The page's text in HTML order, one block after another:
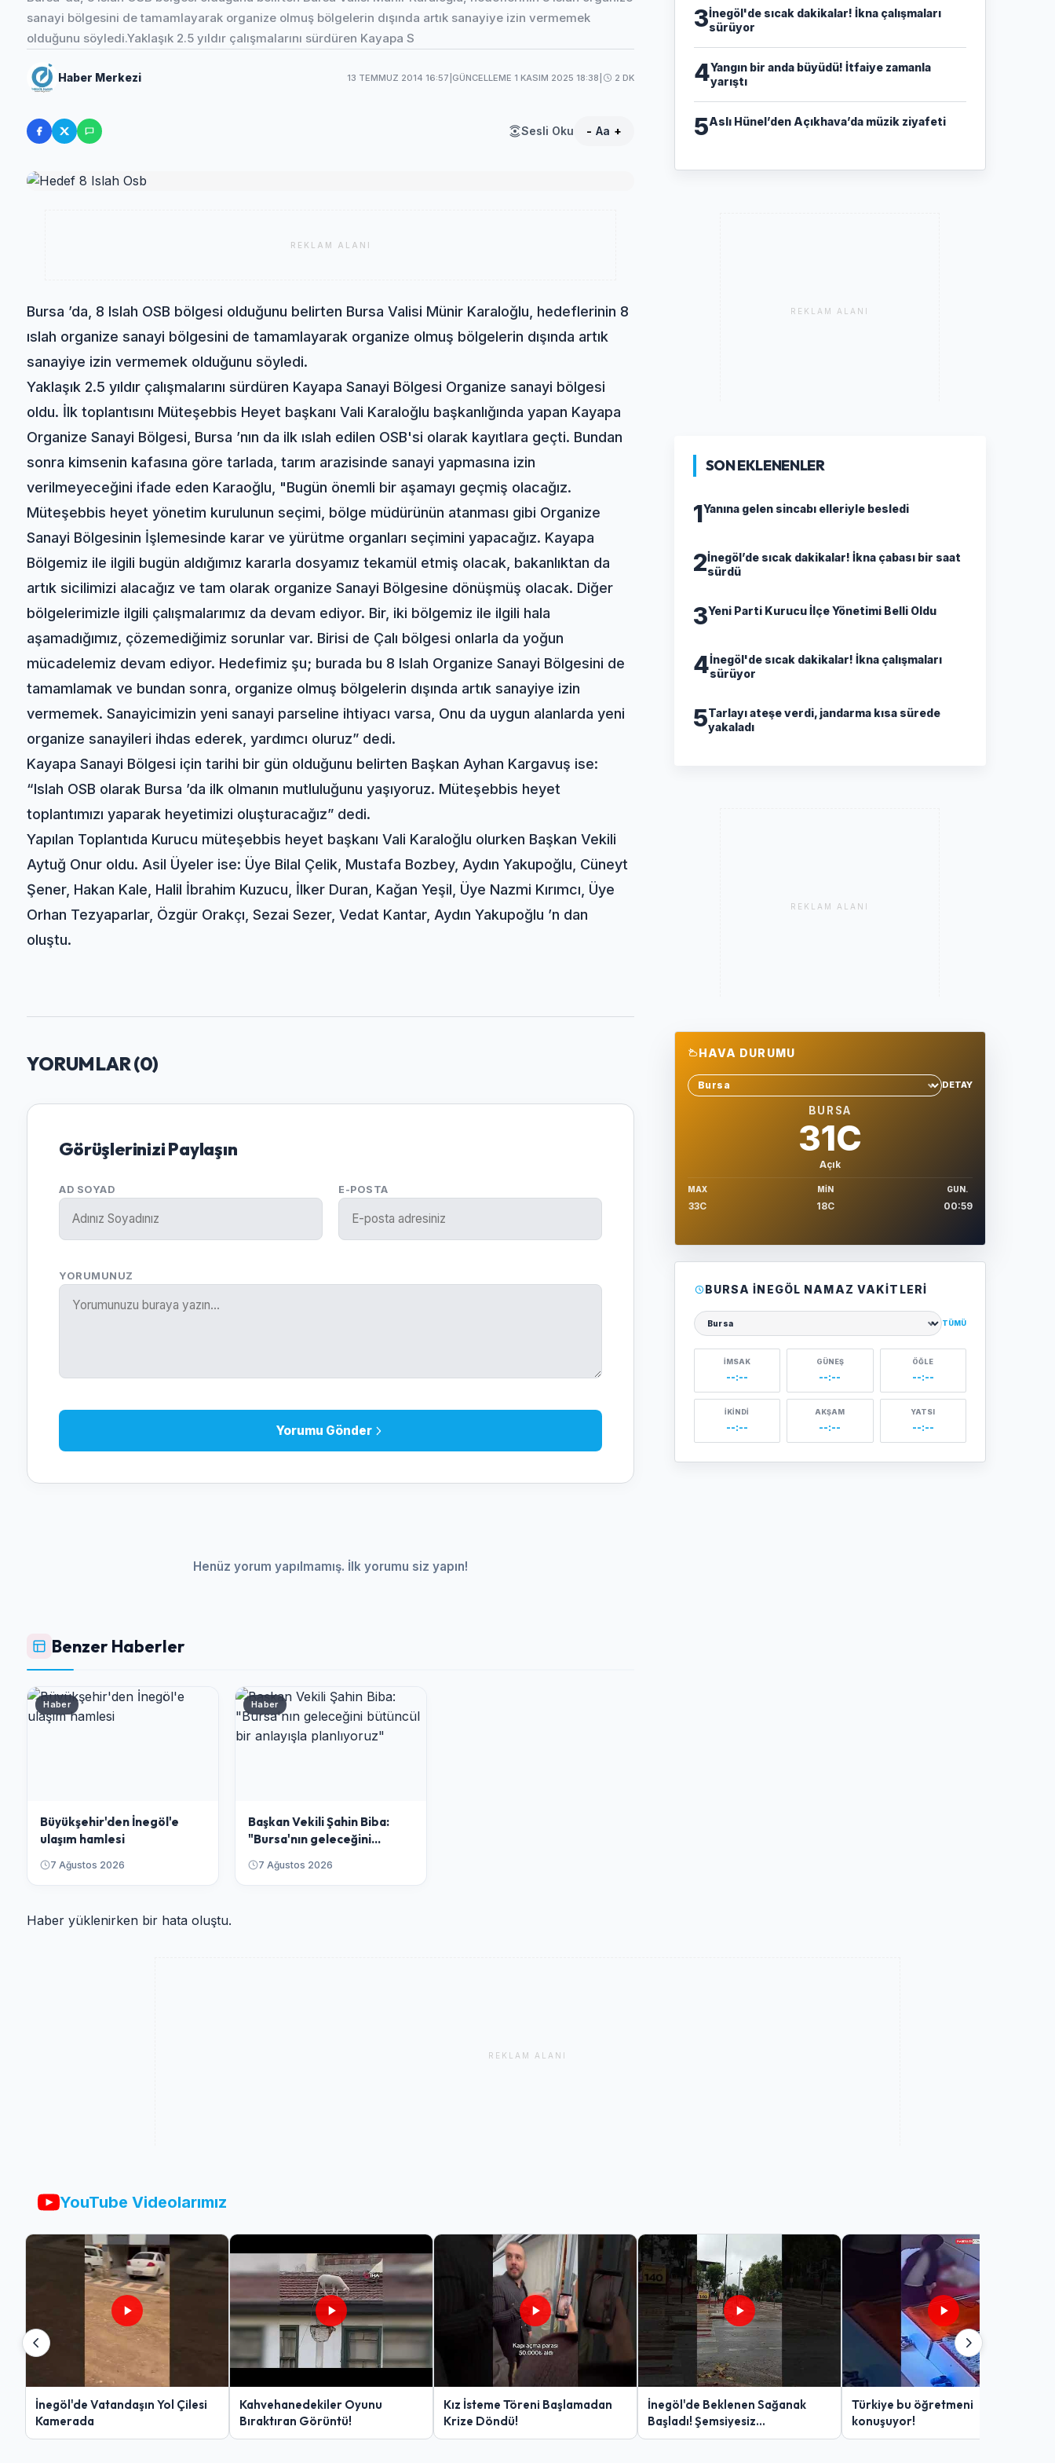
sanayi bölgesini de tamamlayarak organize olmuş bölgelerin dışında artık sanayiye izin vermemek
olduğunu söyledi.Yaklaşık 2.5 yıldır çalışmalarını sürdüren Kayapa S
Haber Merkezi 13 TEMMUZ 2014 16:57 GÜNCELLEME 1 KASIM 2025 18:38 2 DK
Sesli Oku - Aa +
REKLAM ALANI
Bursa ’da, 8 Islah OSB bölgesi olduğunu belirten Bursa Valisi Münir Karaloğlu, hedeflerinin 8
ıslah organize sanayi bölgesini de tamamlayarak organize olmuş bölgelerin dışında artık
sanayiye izin vermemek olduğunu söyledi.
Yaklaşık 2.5 yıldır çalışmalarını sürdüren Kayapa Sanayi Bölgesi Organize sanayi bölgesi
oldu. İlk toplantısını Müteşebbis Heyet başkanı Vali Karaloğlu başkanlığında yapan Kayapa
Organize Sanayi Bölgesi, Bursa ’nın da ilk ıslah edilen OSB'si olarak kayıtlara geçti. Bundan
sonra kimsenin kafasına göre tarlada, tarım arazisinde sanayi yapmasına izin
verilmeyeceğini ifade eden Karaoğlu, "Bugün önemli bir aşamayı geçmiş olacağız.
Müteşebbis heyet yönetim kurulunun seçimi, bölge müdürünün atanması gibi Organize
Sanayi Bölgesinin İşlemesinde karar ve yürütme organları seçimini yapacağız. Kayapa
Bölgemiz ile ilgili bugün aldığımız kararla dosyamız tekamül etmiş olacak, bakanlıktan da
artık sicilimizi alacağız ve tam olarak organize Sanayi Bölgesine dönüşmüş olacak. Diğer
bölgelerimizle ilgili çalışmalarımız da devam ediyor. Bir, iki bölgemiz ile ilgili hala
aşamadığımız, çözemediğimiz sorunlar var. Birisi de Çalı bölgesi onlarla da yoğun
mücadelemiz devam ediyor. Hedefimiz şu; burada bu 8 Islah Organize Sanayi Bölgesini de
tamamlamak ve bundan sonra, organize olmuş bölgelerin dışında artık sanayiye izin
vermemek. Sanayicimizin yeni sanayi parseline ihtiyacı varsa, Onu da uygun alanlarda yeni
organize sanayileri ihdas ederek, yardımcı oluruz” dedi.
Kayapa Sanayi Bölgesi için tarihi bir gün olduğunu belirten Başkan Ayhan Kargavuş ise:
“Islah OSB olarak Bursa ’da ilk olmanın mutluluğunu yaşıyoruz. Müteşebbis heyet
toplantımızı yaparak heyetimizi oluşturacağız” dedi.
Yapılan Toplantıda Kurucu müteşebbis heyet başkanı Vali Karaloğlu olurken Başkan Vekili
Aytuğ Onur oldu. Asil Üyeler ise: Üye Bilal Çelik, Mustafa Bozbey, Aydın Yakupoğlu, Cüneyt
Şener, Hakan Kale, Halil İbrahim Kuzucu, İlker Duran, Kağan Yeşil, Üye Nazmi Kırımcı, Üye
Orhan Tezyaparlar, Özgür Orakçı, Sezai Sezer, Vedat Kantar, Aydın Yakupoğlu ’n dan
oluştu.
YORUMLAR (0)
Görüşlerinizi Paylaşın
AD SOYAD E-POSTA
YORUMUNUZ
Yorumu Gönder
Henüz yorum yapılmamış. İlk yorumu siz yapın!
Benzer Haberler
Haber
Büyükşehir'den İnegöl'e
ulaşım hamlesi
7 Ağustos 2026
Haber
Başkan Vekili Şahin Biba:
"Bursa'nın geleceğini
bütüncül bir anlayışla
planlıyoruz"
7 Ağustos 2026
Haber yüklenirken bir hata oluştu.
3İnegöl'de sıcak dakikalar! İkna çalışmaları
sürüyor
4Yangın bir anda büyüdü! İtfaiye zamanla
yarıştı
5Aslı Hünel’den Açıkhava’da müzik ziyafeti
REKLAM ALANI
SON EKLENENLER
1Yanına gelen sincabı elleriyle besledi
2İnegöl’de sıcak dakikalar! İkna çabası bir saat
sürdü
3Yeni Parti Kurucu İlçe Yönetimi Belli Oldu
4İnegöl'de sıcak dakikalar! İkna çalışmaları
sürüyor
5Tarlayı ateşe verdi, jandarma kısa sürede
yakaladı
REKLAM ALANI
HAVA DURUMU
Sehir sec
DETAY
BURSA
31C
Açık
MAX
33C
MIN
18C
GUN.
00:59
BURSA İNEGÖL NAMAZ VAKITLERI
Şehir seçin
TÜMÜ
İMSAK
--:--
GÜNEŞ
--:--
ÖĞLE
--:--
İKINDI
--:--
AKŞAM
--:--
YATSI
--:--
REKLAM ALANI
YouTube Videolarımız
İnegöl'de Vatandaşın Yol Çilesi
Kamerada
Kahvehanedekiler Oyunu
Bıraktıran Görüntü!
Kız İsteme Töreni Başlamadan
Krize Döndü!
İnegöl'de Beklenen Sağanak
Başladı! Şemsiyesiz
Yakalananlar Zor Anlar Yaşadı
Türkiye bu öğretmeni
konuşuyor!